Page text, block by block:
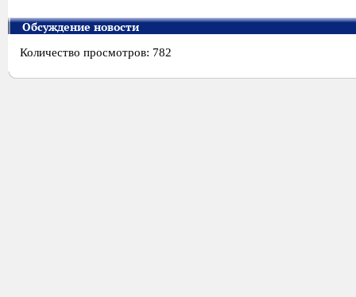
Обсуждение новости
Количество просмотров: 782